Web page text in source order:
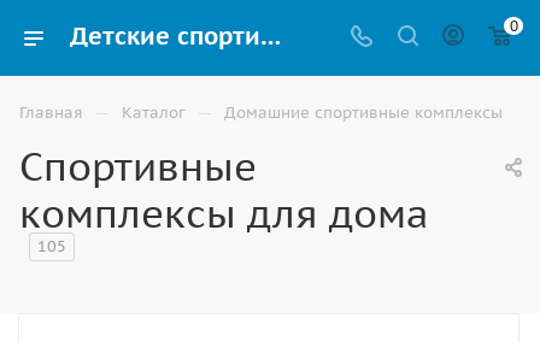
Детские спортивные и игровые комплексы для дома купить в Астрахани недорого 0
Главная — Каталог — Домашние спортивные комплексы
Спортивные
комплексы для дома
105